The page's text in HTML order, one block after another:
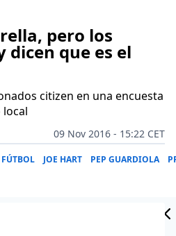
pero los
dicen que es el
citizen en una encuesta
09 Nov 2016 - 15:22 CET
FÚTBOL JOE HART PEP GUARDIOLA